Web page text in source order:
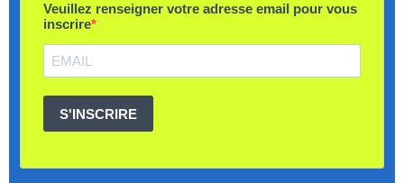
Veuillez renseigner votre adresse email pour vous
inscrire
S'INSCRIRE